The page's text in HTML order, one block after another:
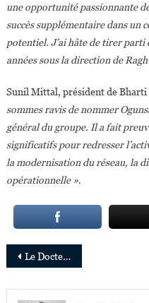
une opportunité passionnante
succès supplémentaire dans un
potentiel. J’ai hâte de tirer parti
années sous la direction de
Sunil Mittal, président de Bharti
sommes ravis de nommer
général du groupe. Il a fait
significatifs pour redresser
la modernisation du réseau, la
opérationnelle ».
Navigation
de
Le Docteur Denis Mukwege nommé membre du nouveau Conseil scientifique de l’OMS